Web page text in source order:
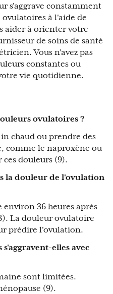
s'aggrave constamment
ovulatoires à l'aide de
aider à orienter votre
de soins de santé
Vous n'avez pas
constantes ou
vie quotidienne.
ovulatoires ?
chaud ou prendre des
comme le naproxène ou
douleurs (9).
la douleur de l'ovulation
environ 36 heures après
La douleur ovulatoire
prédire l'ovulation.
elles avec
sont limitées.
(9).